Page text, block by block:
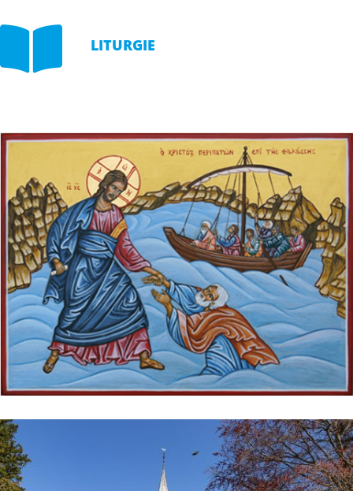
 LITURGIE